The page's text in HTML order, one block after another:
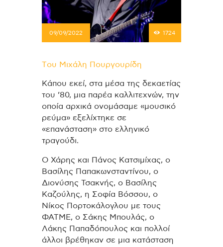
09/09/2022 1724
Tου Μιχάλη Πουργουρίδη
Κάπου εκεί, στα μέσα της δεκαετίας
του ’80, μια παρέα καλλιτεχνών, την
οποία αρχικά ονομάσαμε «μουσικό
ρεύμα» εξελίχτηκε σε
«επανάσταση» στο ελληνικό
τραγούδι.
Ο Χάρης και Πάνος Κατσιμίχας, ο
Βασίλης Παπακωνσταντίνου, ο
Διονύσης Τσακνής, ο Βασίλης
Καζούλης, η Σοφία Βόσσου, ο
Νίκος Πορτοκάλογλου με τους
ΦΑΤΜΕ, ο Σάκης Μπουλάς, ο
Λάκης Παπαδόπουλος και πολλοί
άλλοι βρέθηκαν σε μια κατάσταση